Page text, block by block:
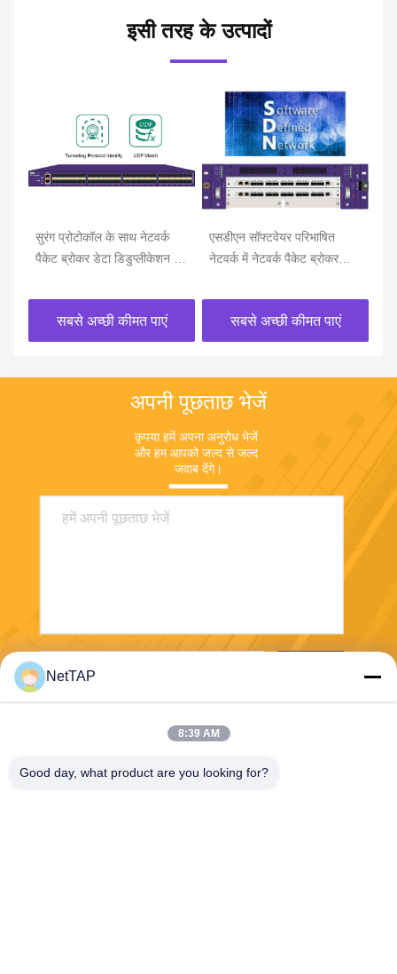
इसी तरह के उत्पादों
सुरंग प्रोटोकॉल के साथ नेटवर्क
पैकेट ब्रोकर डेटा डिडुप्लीकेशन के
सबसे अच्छी कीमत पाएं
एसडीएन सॉफ्टवेयर परिभाषित
नेटवर्क में नेटवर्क पैकेट ब्रोकर
सबसे अच्छी कीमत पाएं
अपनी पूछताछ भेजें
कृपया हमें अपना अनुरोध भेजें
और हम आपको जल्द से जल्द
जवाब देंगे।
NetTAP
8:39 AM
Good day, what product are you looking for?